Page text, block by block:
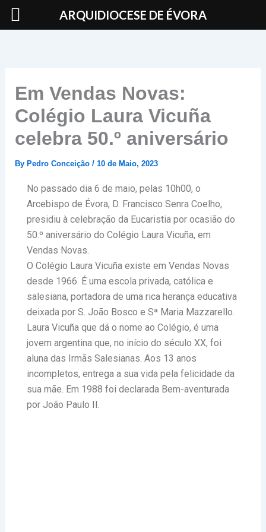
Skip
Em Vendas Novas:
Colégio Laura Vicuña
celebra 50.º aniversário
By Pedro Conceição / 10 de Maio, 2023
No passado dia 6 de maio, pelas 10h00, o
Arcebispo de Évora, D. Francisco Senra Coelho,
presidiu à celebração da Eucaristia por ocasião do
50.º aniversário do Colégio Laura Vicuña, em
Vendas Novas.
O Colégio Laura Vicuña existe em Vendas Novas
desde 1966. É uma escola privada, católica e
salesiana, portadora de uma rica herança educativa
deixada por S. João Bosco e Sª Maria Mazzarello.
Laura Vicuña que dá o nome ao Colégio, é uma
jovem argentina que, no início do século XX, foi
aluna das Irmãs Salesianas. Aos 13 anos
incompletos, entrega a sua vida pela felicidade da
sua mãe. Em 1988 foi declarada Bem-aventurada
por João Paulo II.
ARQUIDIOCESE DE ÉVORA